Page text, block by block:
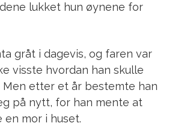
lukket hun øynene for
gråt i dagevis, og faren var
visste hvordan han skulle
Men etter et år bestemte han
på nytt, for han mente at
mor i huset.